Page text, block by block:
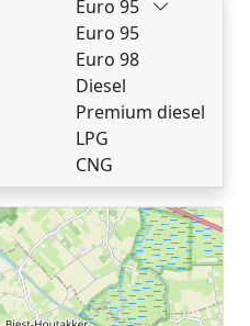
Euro 95
Euro 95
Euro 98
Diesel
Premium diesel
LPG
CNG
gevonden.
zonder GPS coördinaten.